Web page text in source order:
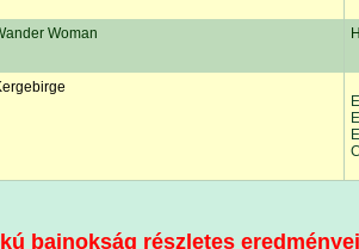
Woman
bajnokság részletes eredményei